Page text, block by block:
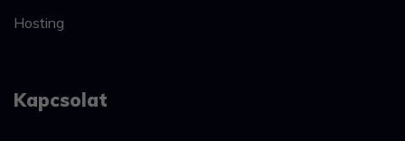
Hosting
Kapcsolat